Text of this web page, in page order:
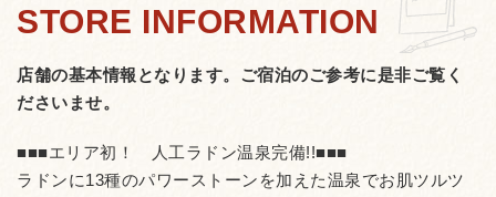
店舗の基本情報となります。 ご宿泊のご参考に是非ご覧く
ださいませ。
■■■エリア初！ 人工ラドン温泉完備!!■■■
ラドンに13種のパワーストーンを加えた温泉でお肌ツルツ